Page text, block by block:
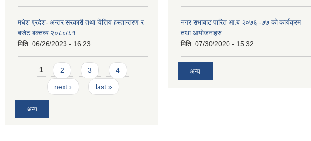
मधेश प्रदेश- अन्तर सरकारी तथा वित्तिय हस्तान्तरण र
बजेट बक्तव्य २०८०/८१
मिति: 06/26/2023 - 16:23
Pages
1 2 3 4
next › last »
अन्य
नगर सभाबाट पारित आ.ब २०७६ -७७ को कार्यक्रम
तथा आयोजनाहरु
मिति: 07/30/2020 - 15:32
अन्य